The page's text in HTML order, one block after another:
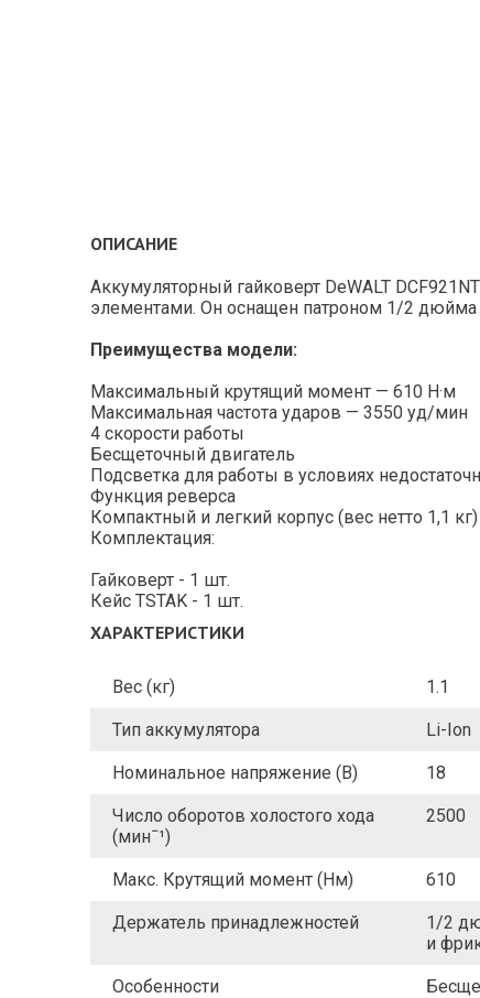
ОПИСАНИЕ
Аккумуляторный гайковерт DeWALT
элементами. Он оснащен патроном 1/2
Преимущества модели:
Максимальный крутящий момент — 610 Н·м
Максимальная частота ударов — 3550 уд/мин
4 скорости работы
Бесщеточный двигатель
Подсветка для работы в условиях
Функция реверса
Компактный и легкий корпус (вес нетто 1,1 кг)
Комплектация:
Гайковерт - 1 шт.
Кейс TSTAK - 1 шт.
ХАРАКТЕРИСТИКИ
Вес (кг) 1.1
Тип аккумулятора Li-Ion
Номинальное напряжение (В) 18
Число оборотов холостого хода
(минˉ¹)
2500
Макс. Крутящий момент (Нм) 610
Держатель принадлежностей
1/2
и
Особенности